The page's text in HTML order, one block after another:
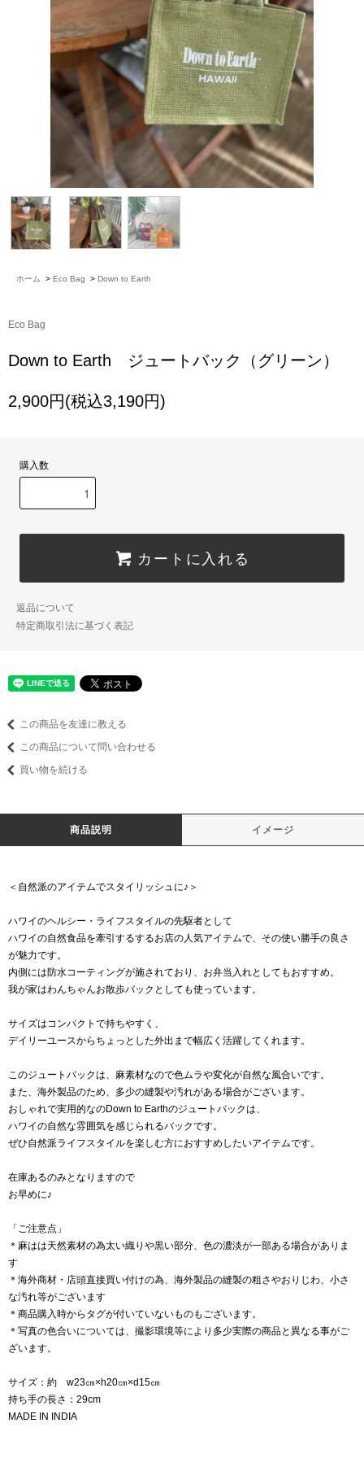
ホーム > Eco Bag > Down to Earth
Eco Bag
Down to Earth ジュートバック（グリーン）
2,900円(税込3,190円)
購入数
カートに入れる
返品について
特定商取引法に基づく表記
この商品を友達に教える
この商品について問い合わせる
買い物を続ける
商品説明 イメージ
＜自然派のアイテムでスタイリッシュに♪＞
ハワイのヘルシー・ライフスタイルの先駆者として
ハワイの自然食品を牽引するするお店の人気アイテムで、その使い勝手の良さ
が魅力です。
内側には防水コーティングが施されており、お弁当入れとしてもおすすめ。
我が家はわんちゃんお散歩バックとしても使っています。
サイズはコンパクトで持ちやすく、
デイリーユースからちょっとした外出まで幅広く活躍してくれます。
このジュートバックは、麻素材なので色ムラや変化が自然な風合いです。
また、海外製品のため、多少の縫製や汚れがある場合がございます。
おしゃれで実用的なのDown to Earthのジュートバックは、
ハワイの自然な雰囲気を感じられるバックです。
ぜひ自然派ライフスタイルを楽しむ方におすすめしたいアイテムです。
在庫あるのみとなりますので
お早めに♪
「ご注意点」
＊麻はは天然素材の為太い織りや黒い部分、色の濃淡が一部ある場合がありま
す
＊海外商材・店頭直接買い付けの為、海外製品の縫製の粗さやおりじわ、小さ
な汚れ等がございます
＊商品購入時からタグが付いていないものもございます。
＊写真の色合いについては、撮影環境等により多少実際の商品と異なる事がご
ざいます。
サイズ：約 w23㎝×h20㎝×d15㎝
持ち手の長さ：29cm
MADE IN INDIA